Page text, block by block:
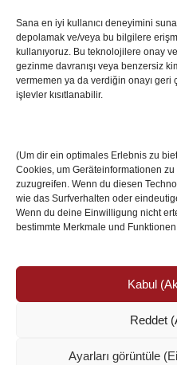
Sana en iyi kullanıcı deneyimini
depolamak ve/veya bu bilgilere
kullanıyoruz. Bu teknolojilere onay
gezinme davranışı veya benzersiz
vermemen ya da verdiğin onayı geri
işlevler kısıtlanabilir.
(Um dir ein optimales Erlebnis zu
Cookies, um Geräteinformationen
zuzugreifen. Wenn du diesen
wie das Surfverhalten oder
Wenn du deine Einwilligung nicht
bestimmte Merkmale und
Kabul
Reddet
Ayarları görüntüle
İstanbul’da
Villa Boğaz’da
08 May
17 Nis 2026
© Copyright 2024 /